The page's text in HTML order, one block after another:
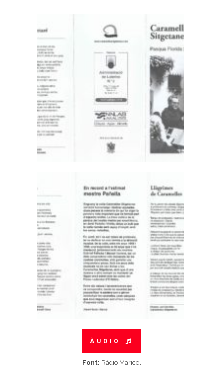
ÀUDIO
Font: Ràdio Maricel